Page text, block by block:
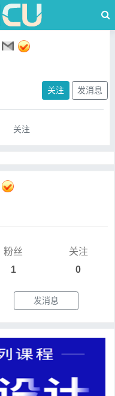
关注 发消息
关注
粉丝
1
关注
0
发消息